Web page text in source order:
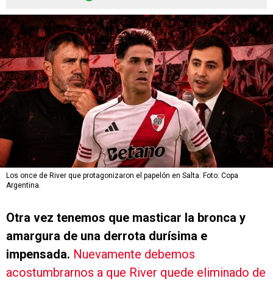
Los once de River que protagonizaron el papelón en Salta. Foto: Copa
Argentina.
Otra vez tenemos que masticar la bronca y
amargura de una derrota durísima e
impensada. Nuevamente debemos
acostumbrarnos a que River quede eliminado de